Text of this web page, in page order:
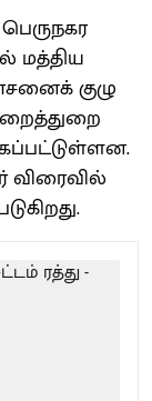
மத்திய
குழு
விரைவில்